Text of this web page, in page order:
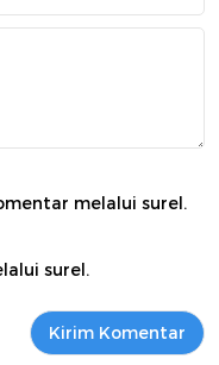
melalui surel.
surel.